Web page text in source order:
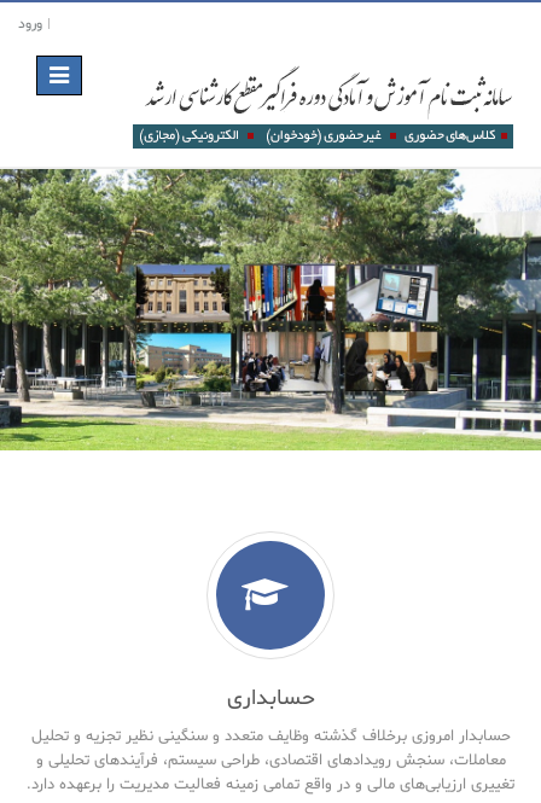
ورود
Toggle
navigation
حسابداری
حسابدار امروزی برخلاف گذشته وظایف متعدد و سنگینی نظیر تجزیه و تحلیل
معاملات، سنجش رویدادهای اقتصادی، طراحی سیستم، فرآیندهای تحلیلی و
تغییری ارزیابی‌های مالی و در واقع تمامی زمینه فعالیت مدیریت را برعهده دارد.